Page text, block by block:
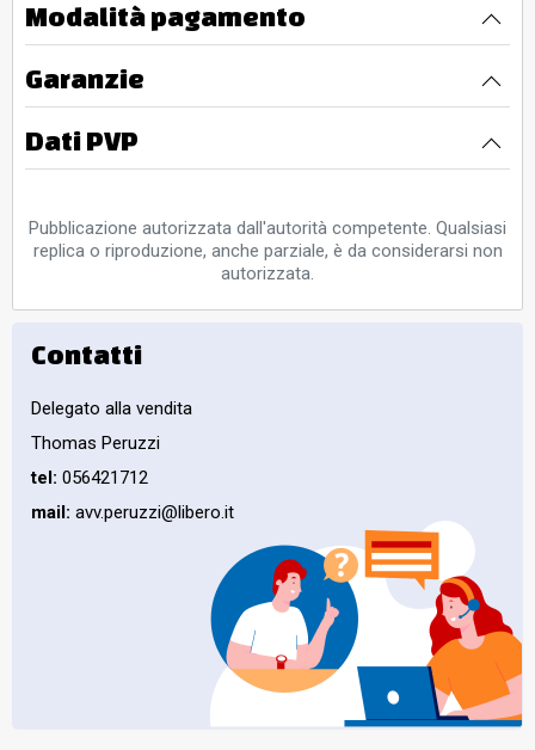
Modalità pagamento
Garanzie
Dati PVP
Pubblicazione autorizzata dall'autorità competente. Qualsiasi
replica o riproduzione, anche parziale, è da considerarsi non
autorizzata.
Contatti
Delegato alla vendita
Thomas Peruzzi
tel: 056421712
mail: avv.peruzzi@libero.it